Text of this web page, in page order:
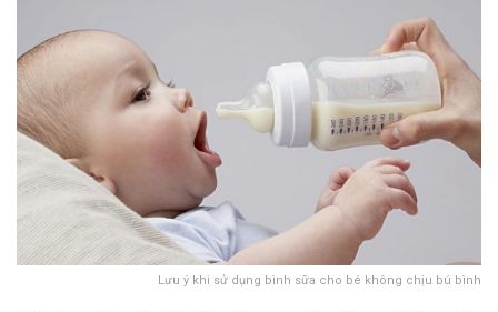
Lưu ý khi sử dụng bình sữa cho bé không chịu bú bình